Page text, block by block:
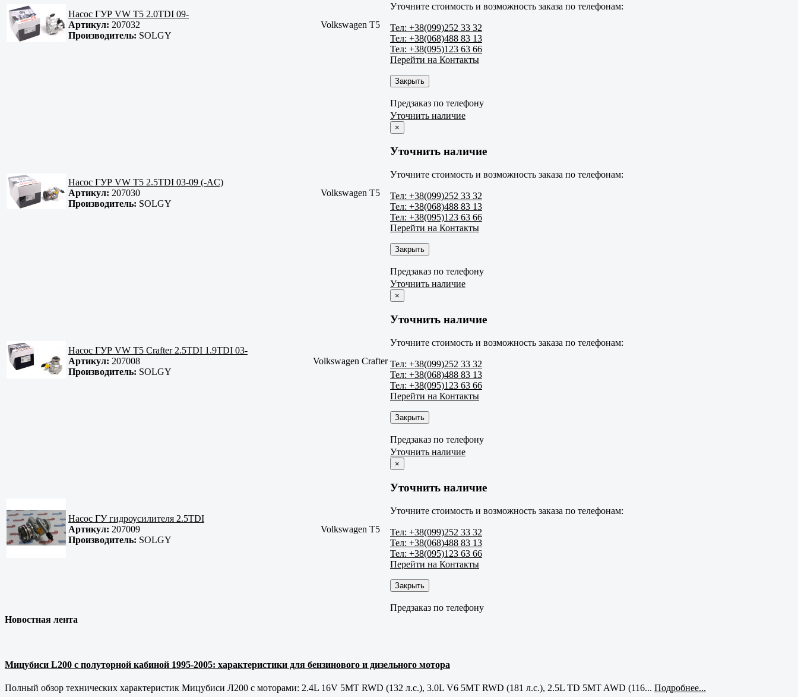
Насос ГУР VW T5 2.0TDI 09-
Артикул: 207032
Производитель: SOLGY
Volkswagen T5
Уточните стоимость и возможность заказа по телефонам:
Тел: +38(099)252 33 32
Тел: +38(068)488 83 13
Тел: +38(095)123 63 66
Перейти на Контакты
Закрыть
Предзаказ по телефону
Насос ГУР VW T5 2.5TDI 03-09 (-AC)
Артикул: 207030
Производитель: SOLGY
Volkswagen T5
Уточнить наличие
×
Уточнить наличие
Уточните стоимость и возможность заказа по телефонам:
Тел: +38(099)252 33 32
Тел: +38(068)488 83 13
Тел: +38(095)123 63 66
Перейти на Контакты
Закрыть
Предзаказ по телефону
Насос ГУР VW T5 Crafter 2.5TDI 1.9TDI 03-
Артикул: 207008
Производитель: SOLGY
Volkswagen Crafter
Уточнить наличие
×
Уточнить наличие
Уточните стоимость и возможность заказа по телефонам:
Тел: +38(099)252 33 32
Тел: +38(068)488 83 13
Тел: +38(095)123 63 66
Перейти на Контакты
Закрыть
Предзаказ по телефону
Насос ГУ гидроусилителя 2.5TDI
Артикул: 207009
Производитель: SOLGY
Volkswagen T5
Уточнить наличие
×
Уточнить наличие
Уточните стоимость и возможность заказа по телефонам:
Тел: +38(099)252 33 32
Тел: +38(068)488 83 13
Тел: +38(095)123 63 66
Перейти на Контакты
Закрыть
Предзаказ по телефону
Новостная лента
Мицубиси L200 с полуторной кабиной 1995-2005: характеристики для бензинового и дизельного мотора
Полный обзор технических характеристик Мицубиси Л200 с моторами: 2.4L 16V 5MT RWD (132 л.с.), 3.0L V6 5MT RWD (181 л.с.), 2.5L TD 5MT AWD (116... Подробнее...